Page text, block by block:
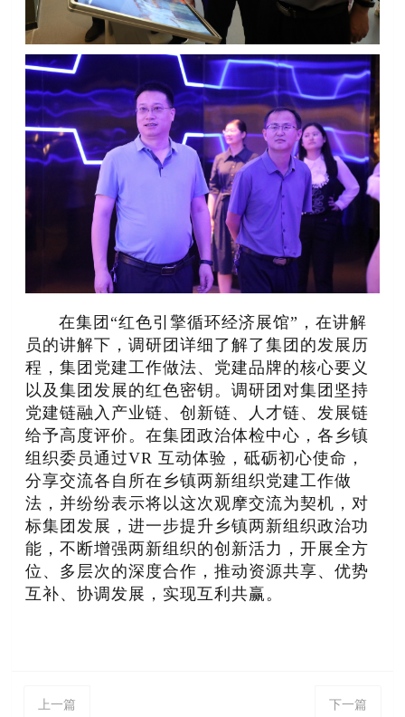
在集团“红色引擎循环经济展馆”，在讲解
员的讲解下，调研团详细了解了集团的发展历
程，集团党建工作做法、党建品牌的核心要义
以及集团发展的红色密钥。调研团对集团坚持
党建链融入产业链、创新链、人才链、发展链
给予高度评价。在集团政治体检中心，各乡镇
组织委员通过VR 互动体验，砥砺初心使命，
分享交流各自所在乡镇两新组织党建工作做
法，并纷纷表示将以这次观摩交流为契机，对
标集团发展，进一步提升乡镇两新组织政治功
能，不断增强两新组织的创新活力，开展全方
位、多层次的深度合作，推动资源共享、优势
互补、协调发展，实现互利共赢。
上一篇 下一篇